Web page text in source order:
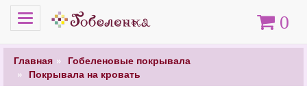
Меню Корзина
0
Главная
Гобеленовые покрывала
Покрывала на кровать